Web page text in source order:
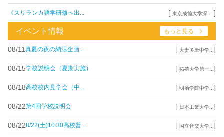
《スリランカ語学研修へ出... [ 東京成徳大学深... ]
イベント情報 もっと見る
08/11 真夏の夜の納涼企画... [ 大妻多摩中学... ]
08/15学校説明会（夏期実施） [ 拓殖大学第一... ]
08/18高校校内見学会（中... [ 明治学院中学... ]
08/22第4回学校説明会 [ 日本工業大学... ]
08/228/22(土)10:30高校普... [ 国立音楽大学... ]